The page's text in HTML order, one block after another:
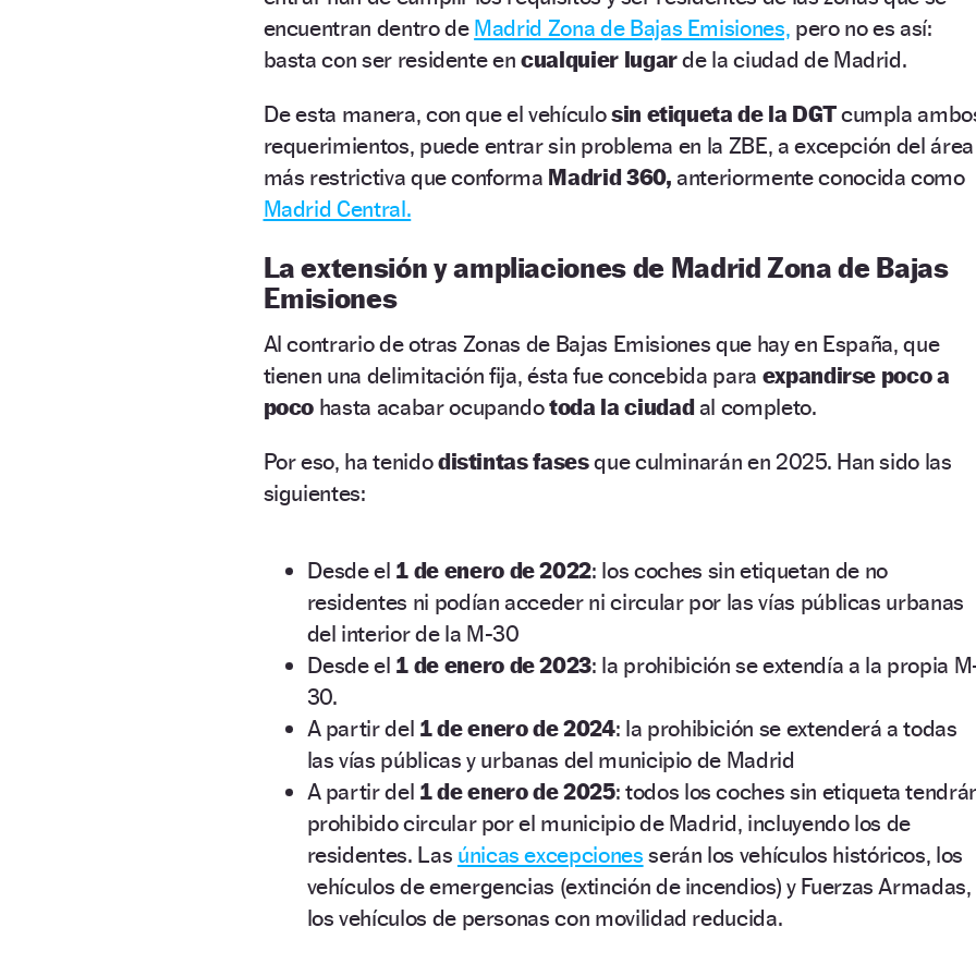
encuentran dentro de Madrid Zona de Bajas Emisiones, pero no es así:
basta con ser residente encualquier lugarde la ciudad de Madrid.
De esta manera, con que el vehículosin etiqueta de la DGTcumpla
requerimientos, puede entrar sin problema en la ZBE, a excepción del área
más restrictiva que conforma Madrid 360,anteriormente conocida como
Madrid Central.
La extensión y ampliaciones de Madrid Zona de Bajas
Emisiones
Al contrario de otras Zonas de Bajas Emisiones que hay en España, que
tienen una delimitación fija, ésta fue concebida para expandirse poco a
poco hasta acabar ocupandotoda la ciudadal completo.
Por eso, ha tenidodistintas fasesque culminarán en 2025. Han sido las
siguientes:
Desde el 1 de enero de 2022: los coches sin etiquetan de no
residentes ni podían acceder ni circular por las vías públicas urbanas
del interior de la M-30
Desde el 1 de enero de 2023: la prohibición se extendía a la propia
30.
A partir del 1 de enero de 2024: la prohibición se extenderá a todas
las vías públicas y urbanas del municipio de Madrid
A partir del 1 de enero de 2025: todos los coches sin etiqueta
prohibido circular por el municipio de Madrid, incluyendo los de
residentes. Las únicas excepciones serán los vehículos históricos, los
vehículos de emergencias (extinción de incendios) y Fuerzas Armadas,
los vehículos de personas con movilidad reducida.